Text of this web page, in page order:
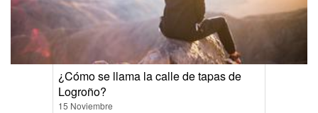
¿Cómo se llama la calle de tapas de
Logroño?
15 Noviembre